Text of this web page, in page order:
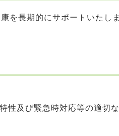
を長期的にサポートいたしま
性及び緊急時対応等の適切な